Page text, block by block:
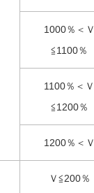
1000％＜Ｖ
≦1100％
1100％＜Ｖ
≦1200％
1200％＜Ｖ
Ｖ≦200％